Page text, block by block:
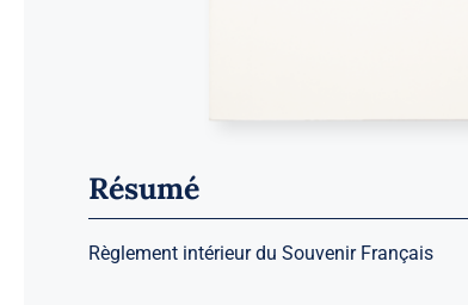
Résumé
Règlement intérieur du Souvenir Français